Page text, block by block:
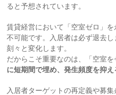
ると予想されています。
賃貸経営において「空室ゼロ」
不可能です。入居者は必ず退去
刻々と変化します。
だからこそ重要なのは、「空室を
に短期間で埋め、発生頻度を抑え
入居者ターゲットの再定義や募